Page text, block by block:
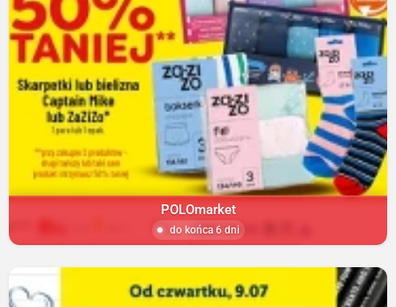
POLOmarket
do końca 6 dni